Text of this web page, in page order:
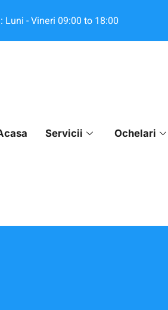
Luni - Vineri 09:00 to 18:00
Servicii Ochelari